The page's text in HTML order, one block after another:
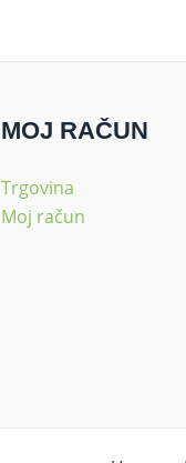
MOJ RAČUN
Trgovina
Moj račun